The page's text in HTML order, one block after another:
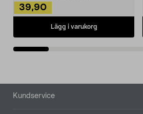
39,90
Lägg i varukorg
Sidfot
Kundservice